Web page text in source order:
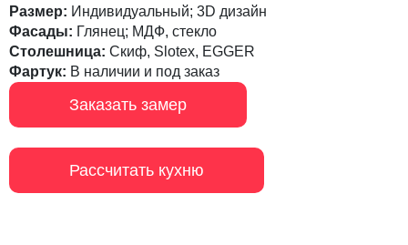
Размер: Индивидуальный; 3D дизайн
Фасады: Глянец; МДФ, стекло
Столешница: Скиф, Slotex, EGGER
Фартук: В наличии и под заказ
Заказать замер
Рассчитать кухню